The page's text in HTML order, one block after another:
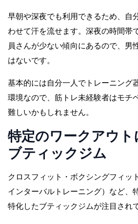
早朝や深夜でも利用できるため、自
わせて汗を流せます。深夜の時間帯
員さんが少ない傾向にあるので、男
はないです。
基本的には自分一人でトレーニング
環境なので、筋トレ未経験者はモチ
難しいかもしれません。
特定のワークアウト
ブティックジム
クロスフィット・ボクシングフィッ
インターバルトレーニング）など、
特化したブティックジムが注目され